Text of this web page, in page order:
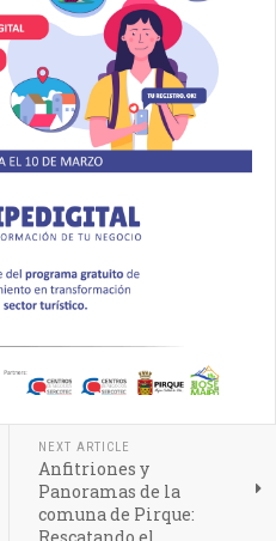
NEXT ARTICLE
Anfitriones y
Panoramas de la
comuna de Pirque: